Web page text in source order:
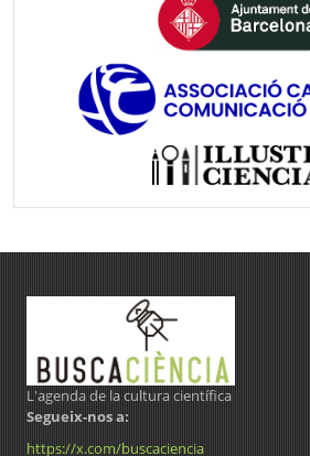
L'agenda de la cultura científica
Segueix-nos a:
https://x.com/buscaciencia